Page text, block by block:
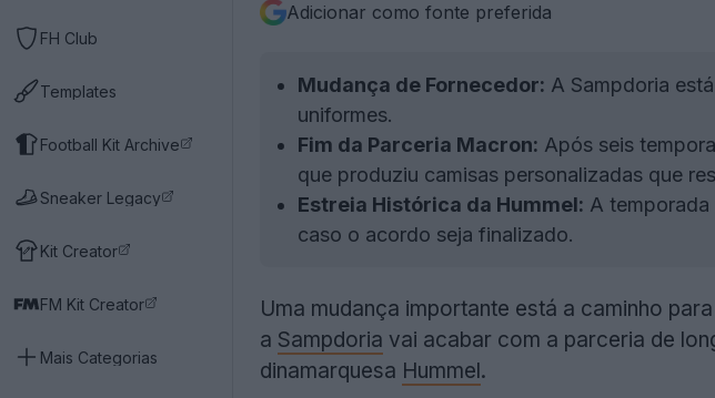
FH Club
Templates
Football Kit Archive
Sneaker Legacy
Kit Creator
FM Kit Creator
Mais Categorias
Adicionar como fonte preferida
Mudança de Fornecedor: A Sampdoria
uniformes.
Fim da Parceria Macron: Após seis
que produziu camisas personalizadas que
Estreia Histórica da Hummel: A temporada
caso o acordo seja finalizado.
Uma mudança importante está a caminho
a Sampdoria vai acabar com a parceria de
dinamarquesa Hummel.